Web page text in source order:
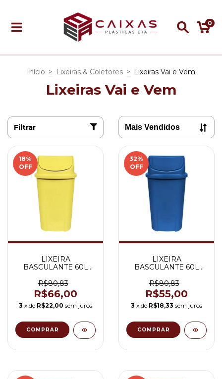
0
Início > Lixeiras & Coletores > Lixeiras Vai e Vem
Lixeiras Vai e Vem
Filtrar
18%
OFF
LIXEIRA
BASCULANTE 60L
R$80,83
R$66,00
3 x de R$22,00 sem juros
32%
OFF
LIXEIRA
BASCULANTE 60L
R$80,83
R$55,00
3 x de R$18,33 sem juros